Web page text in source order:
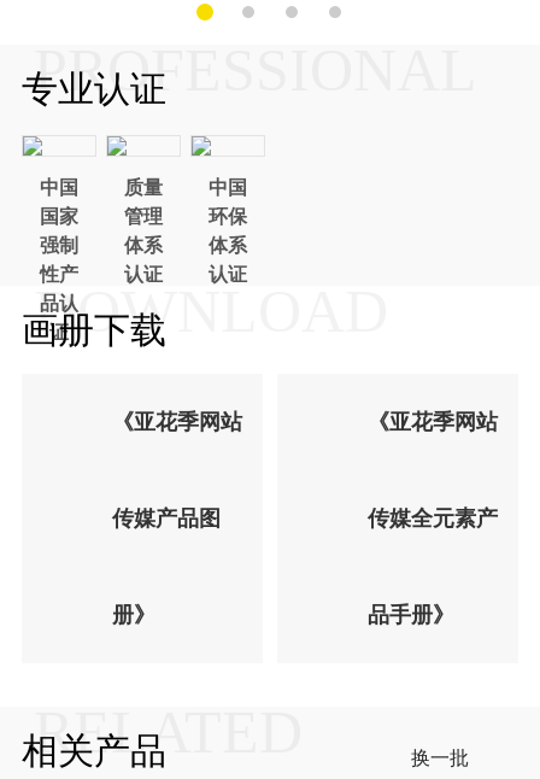
专业认证
PROFESSIONAL
中国
国家
强制
性产
品认
证
质量
管理
体系
认证
中国
环保
体系
认证
画册下载
DOWNLOAD
《亚花季网站
传媒产品图
册》
《亚花季网站
传媒全元素产
品手册》
相关产品
RELATED 换一批